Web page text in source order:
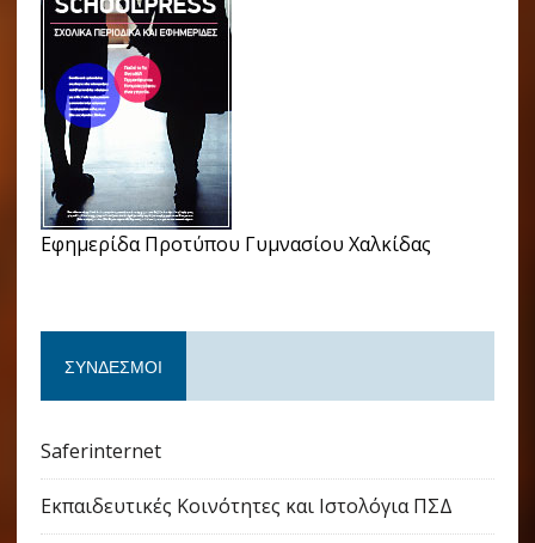
Εφημερίδα Προτύπου Γυμνασίου Χαλκίδας
ΣΎΝΔΕΣΜΟΙ
Saferinternet
Εκπαιδευτικές Κοινότητες και Ιστολόγια ΠΣΔ